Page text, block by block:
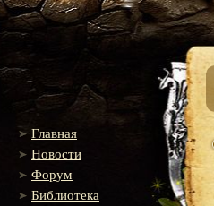
Главная
Новости
Форум
Библиотека